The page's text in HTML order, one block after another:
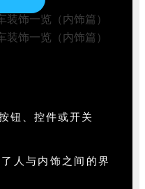
钮、控件或开关
人与内饰之间的界